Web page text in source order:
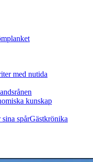
planket
med nutida
kunskap
spårGästkrönika